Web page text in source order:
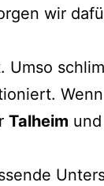
wir
Talheim